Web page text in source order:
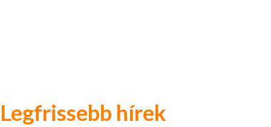
Legfrissebb hírek